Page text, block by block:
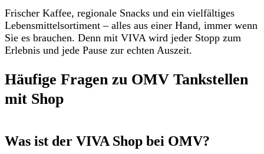
Frischer Kaffee, regionale Snacks und ein vielfältiges
Lebensmittelsortiment – alles aus einer Hand, immer wenn
Sie es brauchen. Denn mit VIVA wird jeder Stopp zum
Erlebnis und jede Pause zur echten Auszeit.
Häufige Fragen zu OMV Tankstellen
mit Shop
Was ist der VIVA Shop bei OMV?